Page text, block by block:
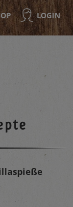
LOGIN